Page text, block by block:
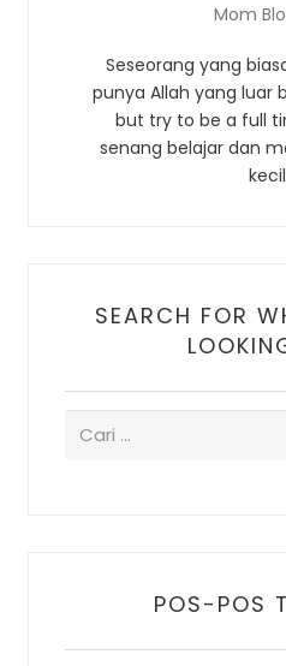
Mom
Seseorang yang
punya Allah yang luar
but try to be a full
senang belajar dan
SEARCH FOR
POS-POS